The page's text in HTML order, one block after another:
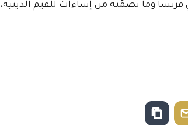
فرنسا وما تضمّنه من إساءات للقيم الدينية،